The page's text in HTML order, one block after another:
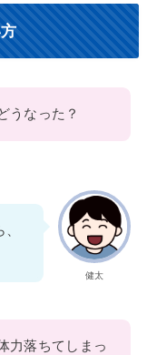
うなった？
健太
力落ちてしまっ